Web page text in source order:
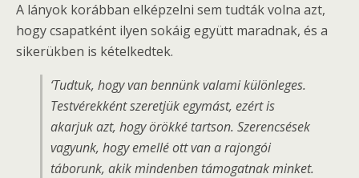
A lányok korábban elképzelni sem tudták volna azt,
hogy csapatként ilyen sokáig együtt maradnak, és a
sikerükben is kételkedtek.
‘Tudtuk, hogy van bennünk valami különleges.
Testvérekként szeretjük egymást, ezért is
akarjuk azt, hogy örökké tartson. Szerencsések
vagyunk, hogy emellé ott van a rajongói
táborunk, akik mindenben támogatnak minket.